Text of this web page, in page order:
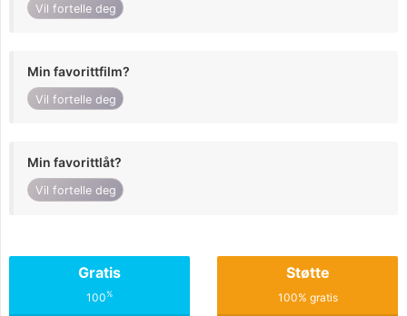
Vil fortelle deg
Min favorittfilm?
Vil fortelle deg
Min favorittlåt?
Vil fortelle deg
Gratis
100%
Støtte
100% gratis